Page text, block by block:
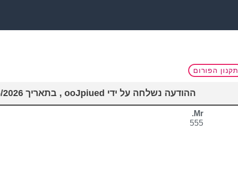
תקנון הפורום
ההודעה נשלחה על ידי ooJpiued , בתאריך 15/06/2026 10:03:14
Mr.
555